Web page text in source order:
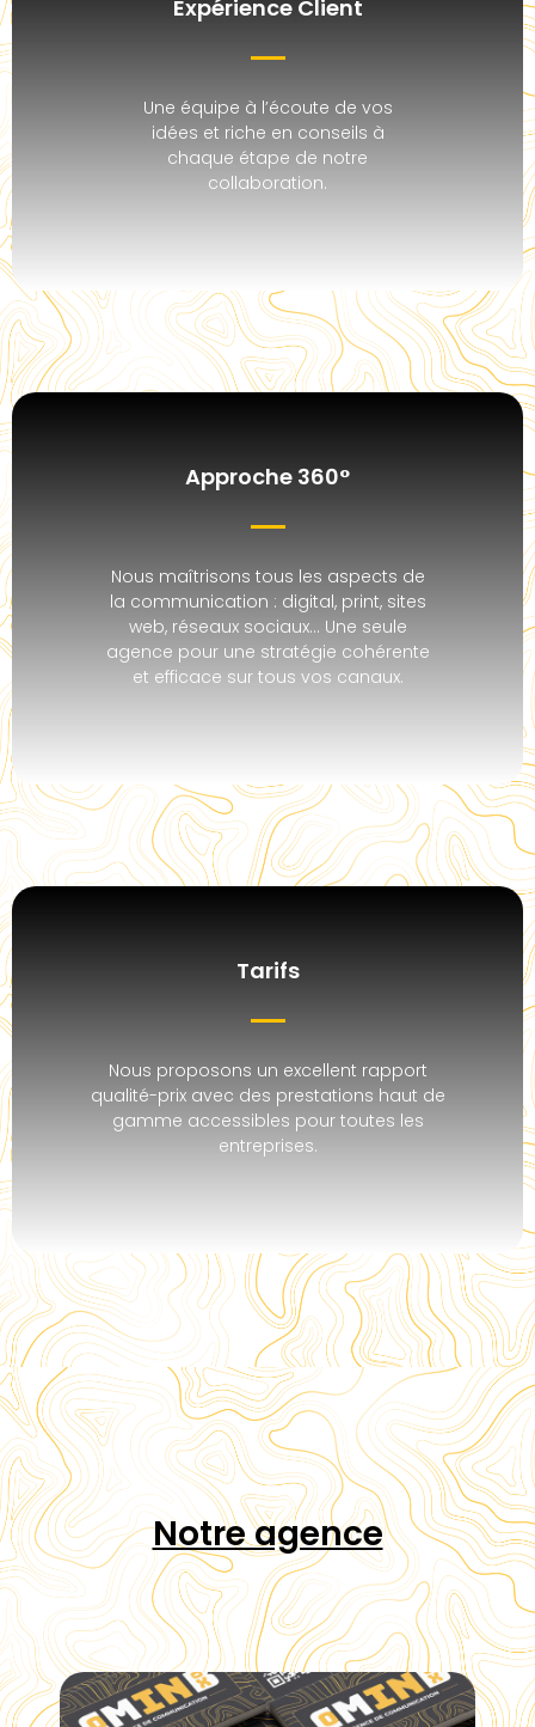
Expérience Client
Une équipe à l’écoute de vos
idées et riche en conseils à
chaque étape de notre
collaboration.
Approche 360°
Nous maîtrisons tous les aspects de
la communication : digital, print, sites
web, réseaux sociaux… Une seule
agence pour une stratégie cohérente
et efficace sur tous vos canaux.
Tarifs
Nous proposons un excellent rapport
qualité-prix avec des prestations haut de
gamme accessibles pour toutes les
entreprises.
Notre agence